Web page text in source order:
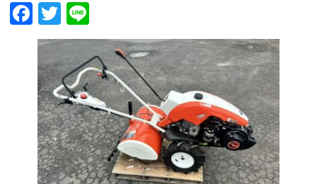
Facebook
Twitter